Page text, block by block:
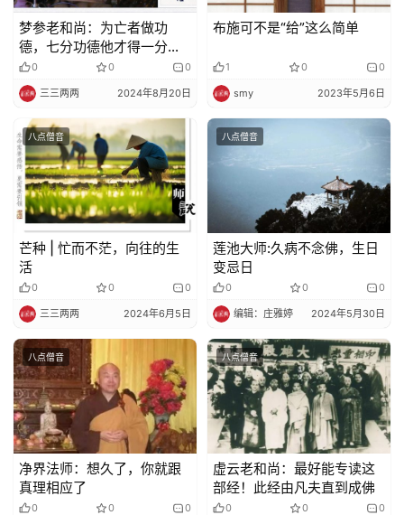
人
物
寺
院
巡
礼
视
频
纪
录
佛
教
艺
术
政
策
法
登录 注册
梦参老和尚：为亡者做功
德，七分功德他才得一分，
自己修就全得
0 0 0
三三两两 2024年8月20日
布施可不是“给”这么简单
1 0 0
smy 2023年5月6日
八点僧音
芒种 | 忙而不茫，向往的生
活
0 0 0
三三两两 2024年6月5日
八点僧音
莲池大师:久病不念佛，生日
变忌日
0 0 0
编辑：庄雅婷 2024年5月30日
八点僧音
净界法师：想久了，你就跟
真理相应了
0 0 0
八点僧音
虚云老和尚：最好能专读这
部经！此经由凡夫直到成佛
0 0 0